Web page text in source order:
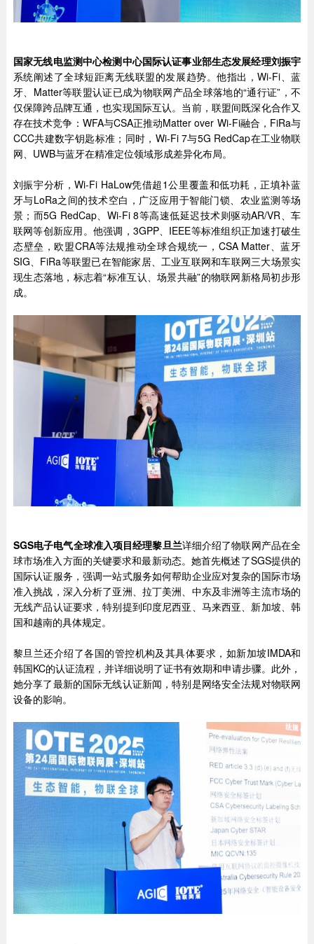
国家无线电监测中心检测中心国际认证事业部生态发展经理刘振宇
系统阐述了全球短距离无线联盟的发展趋势。他指出，Wi-Fi、蓝
牙、Matter等联盟认证已成为物联网产品全球落地的“通行证”，不
仅保障跨品牌互通，也实现国际互认。当前，联盟间既深化合作又
存在技术竞争：WFA与CSA正推动Matter over Wi-Fi融合，FiRa与
CCC共建数字钥匙标准；同时，Wi-Fi 7与5G RedCap在工业物联
网、UWB与蓝牙在精准定位领域形成差异化布局。
刘振宇分析，Wi-Fi HaLow凭借超1公里覆盖和低功耗，正填补蓝
牙与LoRa之间的技术空白，广泛应用于智能门锁、农业监测等场
景；而5G RedCap、Wi-Fi 8等高速低延迟技术则驱动AR/VR、车
联网等创新应用。他强调，3GPP、IEEE等标准组织正加速打破生
态壁垒，欧盟CRA等法规推动全球合规统一，CSA Matter、蓝牙
SIG、FiRa等联盟已在智能家居、工业互联网和车联网三大场景实
现生态落地，标志着“标准互认、场景共融”的物联网新格局初步形
成。
SGS电子电气全球准入项目经理黎旦兰详细介绍了物联网产品在全
球市场准入方面的关键要求和最新动态。她首先概述了SGS提供的
国际认证服务，强调一站式服务如何帮助企业应对复杂的国际市场
准入挑战，深入分析了亚洲、拉丁美洲、中东及非洲等主流市场的
无线产品认证要求，特别提到印度尼西亚、马来西亚、新加坡、韩
国和越南的具体规定。
黎旦兰还介绍了各国的管控机构及其具体要求，如新加坡IMDA和
韩国KC的认证流程，并详细说明了证书有效期和申请步骤。此外，
她分享了最新的国际无线认证新闻，特别是网络安全法规对物联网
设备的影响。